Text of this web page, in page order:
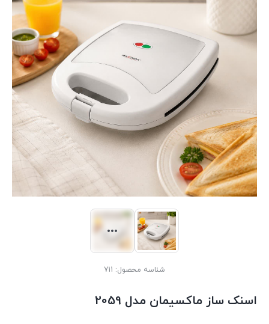
شناسه محصول: 711
اسنک ساز ماکسیمان مدل 2059